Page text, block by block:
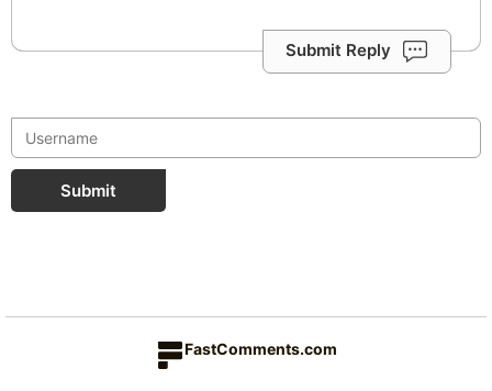
Submit Reply
Submit
FastComments.com